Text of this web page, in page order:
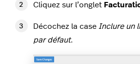
Cliquez sur l’onglet
Décochez la case Inclure un
par défaut.